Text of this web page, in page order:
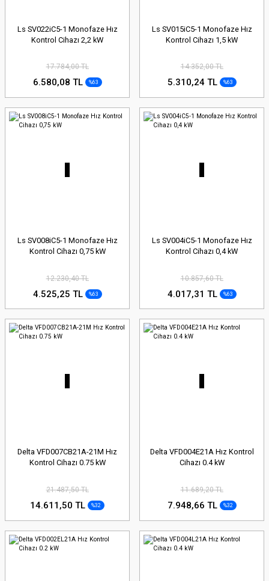
Ls SV022iC5-1 Monofaze Hız
Kontrol Cihazı 2,2 kW
17.784,00 TL
6.580,08 TL %63
Ls SV015iC5-1 Monofaze Hız
Kontrol Cihazı 1,5 kW
14.352,00 TL
5.310,24 TL %63
Ls SV008iC5-1 Monofaze Hız
Kontrol Cihazı 0,75 kW
12.230,40 TL
4.525,25 TL %63
Ls SV004iC5-1 Monofaze Hız
Kontrol Cihazı 0,4 kW
10.857,60 TL
4.017,31 TL %63
Delta VFD007CB21A-21M Hız
Kontrol Cihazı 0.75 kW
21.487,50 TL
14.611,50 TL %32
Delta VFD004E21A Hız Kontrol
Cihazı 0.4 kW
11.689,20 TL
7.948,66 TL %32